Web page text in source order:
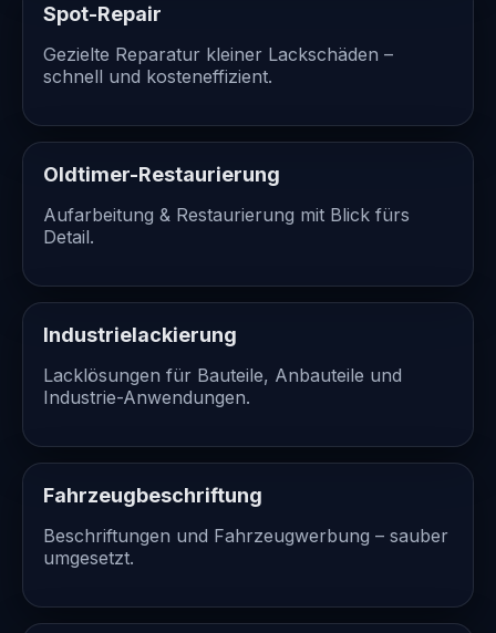
Spot-Repair
Gezielte Reparatur kleiner Lackschäden –
schnell und kosteneffizient.
Oldtimer-Restaurierung
Aufarbeitung & Restaurierung mit Blick fürs
Detail.
Industrielackierung
Lacklösungen für Bauteile, Anbauteile und
Industrie-Anwendungen.
Fahrzeugbeschriftung
Beschriftungen und Fahrzeugwerbung – sauber
umgesetzt.